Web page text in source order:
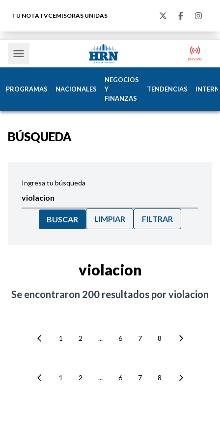
TU NOTATVCEMISORAS UNIDAS
PROGRAMAS NACIONALES
NEGOCIOS
Y
FINANZAS
TENDENCIAS
BÚSQUEDA
Ingresa tu búsqueda
BUSCAR LIMPIAR FILTRAR
violacion
Se encontraron 200 resultados porviolacion
1 2 ... 6 7 8
1 2 ... 6 7 8